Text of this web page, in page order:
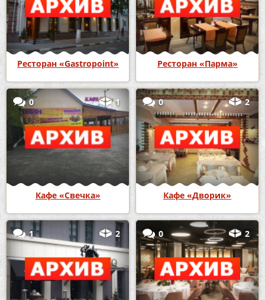
Ресторан «Gastropoint» Ресторан «Парма»
0 1
Кафе «Свечка»
0 2
Кафе «Дворик»
1 2 0 2